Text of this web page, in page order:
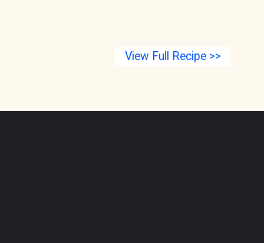
View Full Recipe >>